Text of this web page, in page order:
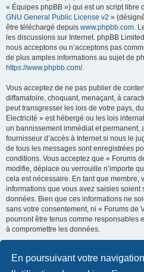
En poursuivant votre
« Équipes phpBB ») qui est un script libre
GNU General Public License v2 »
être téléchargé depuis www.phpbb.com.
les discussions sur Internet. phpBB
nous acceptons ou n’acceptons pas
de plus amples informations au sujet de
https://www.phpbb.com/.
Vous acceptez de ne pas publier de
diffamatoire, choquant, menaçant, à
peut transgresser les lois de votre pays,
Electricité » est hébergé ou les lois
un bannissement immédiat et permanent,
fournisseur d’accès à Internet si nous le
de tous les messages sont enregistrées
conditions. Vous acceptez que « Forums
modifie, déplace ou verrouille n’importe
cela est nécessaire. En tant que membre,
informations que vous avez saisies soient
données. Bien que ces informations ne
sans votre consentement, ni « Forums de
pourront être tenus comme responsables
à compromettre les données.